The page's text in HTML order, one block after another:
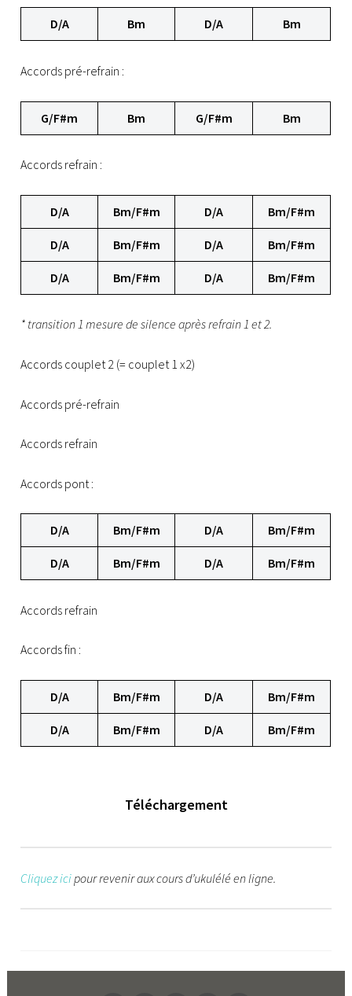
D/A Bm D/A Bm
Accords pré-refrain :
G/F#m Bm G/F#m Bm
Accords refrain :
D/A Bm/F#m D/A Bm/F#m
D/A Bm/F#m D/A Bm/F#m
D/A Bm/F#m D/A Bm/F#m
* transition 1 mesure de silence après refrain 1 et 2.
Accords couplet 2 (= couplet 1 x2)
Accords pré-refrain
Accords refrain
Accords pont :
D/A Bm/F#m D/A Bm/F#m
D/A Bm/F#m D/A Bm/F#m
Accords refrain
Accords fin :
D/A Bm/F#m D/A Bm/F#m
D/A Bm/F#m D/A Bm/F#m
Téléchargement
Cliquez ici pour revenir aux cours d’ukulélé en ligne.